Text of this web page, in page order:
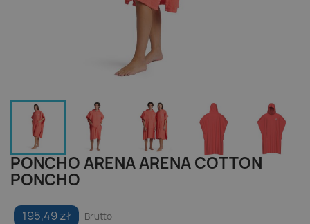
PONCHO ARENA ARENA COTTON
PONCHO
195,49 zł Brutto